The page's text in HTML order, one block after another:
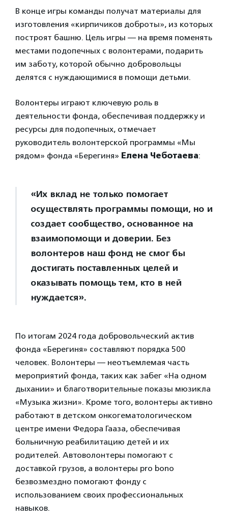
В конце игры команды получат материалы для
изготовления «кирпичиков доброты», из которых
построят башню. Цель игры — на время поменять
местами подопечных с волонтерами, подарить
им заботу, которой обычно добровольцы
делятся с нуждающимися в помощи детьми.
Волонтеры играют ключевую роль в
деятельности фонда, обеспечивая поддержку и
ресурсы для подопечных, отмечает
руководитель волонтерской программы «Мы
рядом» фонда «Берегиня» Елена Чеботаева:
«Их вклад не только помогает
осуществлять программы помощи, но и
создает сообщество, основанное на
взаимопомощи и доверии. Без
волонтеров наш фонд не смог бы
достигать поставленных целей и
оказывать помощь тем, кто в ней
нуждается».
По итогам 2024 года добровольческий актив
фонда «Берегиня» составляют порядка 500
человек. Волонтеры — неотъемлемая часть
мероприятий фонда, таких как забег «На одном
дыхании» и благотворительные показы мюзикла
«Музыка жизни». Кроме того, волонтеры активно
работают в детском онкогематологическом
центре имени Федора Гааза, обеспечивая
больничную реабилитацию детей и их
родителей. Автоволонтеры помогают с
доставкой грузов, а волонтеры pro bono
безвозмездно помогают фонду с
использованием своих профессиональных
навыков.